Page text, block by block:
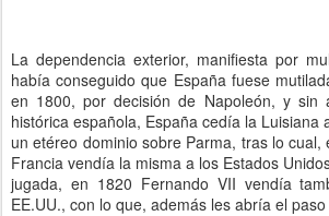
La dependencia exterior, manifiesta por
había conseguido que España fuese
en 1800, por decisión de Napoleón, y sin
histórica española, España cedía la Luisiana
un etéreo dominio sobre Parma, tras lo
Francia vendía la misma a los Estados
jugada, en 1820 Fernando VII vendía
EE.UU., con lo que, además les abría el